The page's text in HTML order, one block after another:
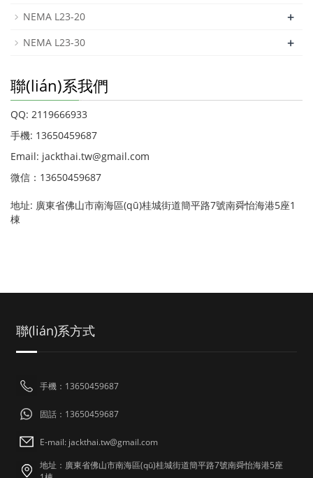
NEMA L23-20 +
NEMA L23-30 +
聯(lián)系我們
QQ: 2119666933
手機: 13650459687
Email: jackthai.tw@gmail.com
微信：13650459687
地址: 廣東省佛山市南海區(qū)桂城街道簡平路7號南舜怡海港5座1
棟
聯(lián)系方式
手機：13650459687
固話：13650459687
E-mail: jackthai.tw@gmail.com
地址：廣東省佛山市南海區(qū)桂城街道簡平路7號南舜怡海港5座